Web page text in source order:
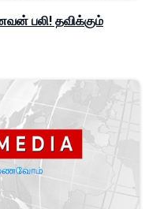
பலி! தவிக்கும்